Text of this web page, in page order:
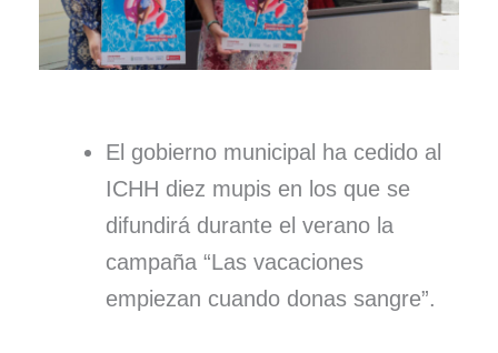
El gobierno municipal ha cedido al
ICHH diez mupis en los que se
difundirá durante el verano la
campaña “Las vacaciones
empiezan cuando donas sangre”.